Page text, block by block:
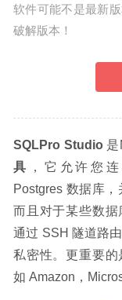
软件可能不是最新
破解版本！
SQLPro Studio 是
具
，它允许您
Postgres 数据库
而且对于某些数据
通过 SSH 隧道路
私密性。更重要的
如 Amazon，